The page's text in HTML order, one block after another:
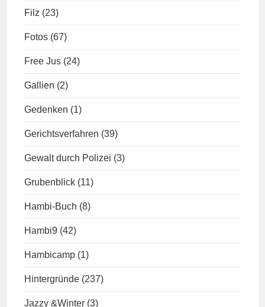
Filz (23)
Fotos (67)
Free Jus (24)
Gallien (2)
Gedenken (1)
Gerichtsverfahren (39)
Gewalt durch Polizei (3)
Grubenblick (11)
Hambi-Buch (8)
Hambi9 (42)
Hambicamp (1)
Hintergründe (237)
Jazzy &Winter (3)